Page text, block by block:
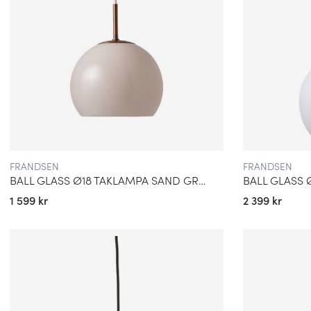
FRANDSEN
BALL GLASS Ø18 TAKLAMPA SAND GREY
1 599 kr
FRANDSEN
2 399 kr